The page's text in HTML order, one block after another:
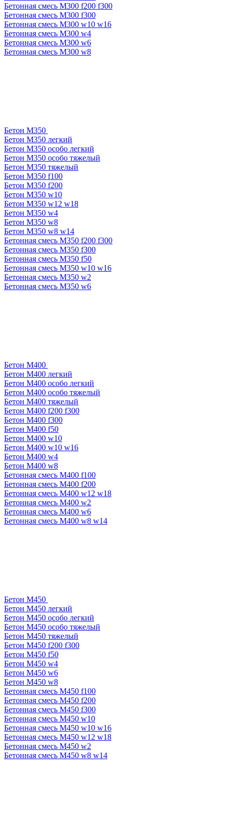
Бетонная смесь М300 f200 f300
Бетонная смесь М300 f300
Бетонная смесь М300 w10 w16
Бетонная смесь М300 w4
Бетонная смесь М300 w6
Бетонная смесь М300 w8
Бетон М350
Бетон М350 легкий
Бетон М350 особо легкий
Бетон М350 особо тяжелый
Бетон М350 тяжелый
Бетон М350 f100
Бетон М350 f200
Бетон М350 w10
Бетон М350 w12 w18
Бетон М350 w4
Бетон М350 w8
Бетон М350 w8 w14
Бетонная смесь М350 f200 f300
Бетонная смесь М350 f300
Бетонная смесь М350 f50
Бетонная смесь М350 w10 w16
Бетонная смесь М350 w2
Бетонная смесь М350 w6
Бетон М400
Бетон М400 легкий
Бетон М400 особо легкий
Бетон М400 особо тяжелый
Бетон М400 тяжелый
Бетон М400 f200 f300
Бетон М400 f300
Бетон М400 f50
Бетон М400 w10
Бетон М400 w10 w16
Бетон М400 w4
Бетон М400 w8
Бетонная смесь М400 f100
Бетонная смесь М400 f200
Бетонная смесь М400 w12 w18
Бетонная смесь М400 w2
Бетонная смесь М400 w6
Бетонная смесь М400 w8 w14
Бетон М450
Бетон М450 легкий
Бетон М450 особо легкий
Бетон М450 особо тяжелый
Бетон М450 тяжелый
Бетон М450 f200 f300
Бетон М450 f50
Бетон М450 w4
Бетон М450 w6
Бетон М450 w8
Бетонная смесь М450 f100
Бетонная смесь М450 f200
Бетонная смесь М450 f300
Бетонная смесь М450 w10
Бетонная смесь М450 w10 w16
Бетонная смесь М450 w12 w18
Бетонная смесь М450 w2
Бетонная смесь М450 w8 w14